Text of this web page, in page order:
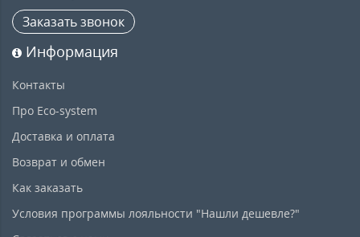
Заказать звонок
Информация
Контакты
Про Eco-system
Доставка и оплата
Возврат и обмен
Как заказать
Условия программы лояльности "Нашли дешевле?"